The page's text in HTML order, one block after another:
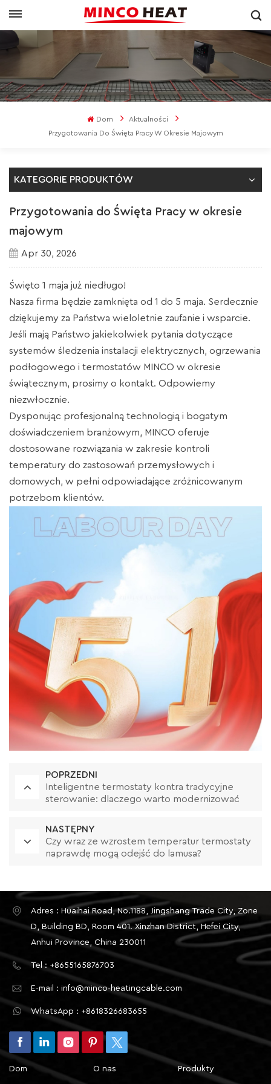
Dom
Aktualności
Przygotowania Do Święta Pracy W Okresie Majowym
KATEGORIE PRODUKTÓW
Przygotowania do Święta Pracy w okresie
majowym
Apr 30, 2026
Święto 1 maja już niedługo!
Nasza firma będzie zamknięta od 1 do 5 maja. Serdecznie
dziękujemy za Państwa wieloletnie zaufanie i wsparcie.
Jeśli mają Państwo jakiekolwiek pytania dotyczące
systemów śledzenia instalacji elektrycznych, ogrzewania
podłogowego i termostatów MINCO w okresie
świątecznym, prosimy o kontakt. Odpowiemy
niezwłocznie.
Dysponując profesjonalną technologią i bogatym
doświadczeniem branżowym, MINCO oferuje
dostosowane rozwiązania w zakresie kontroli
temperatury do zastosowań przemysłowych i
domowych, w pełni odpowiadające zróżnicowanym
potrzebom klientów.
POPRZEDNI
Inteligentne termostaty kontra tradycyjne
sterowanie: dlaczego warto modernizować
NASTĘPNY
Czy wraz ze wzrostem temperatur termostaty
naprawdę mogą odejść do lamusa?
Adres : Huaihai Road, No.1188, Jingshang Trade City, Zone
D, Building BD, Room 401. Xinzhan District, Hefei City,
Anhui Province, China 230011
Tel : +8655165876703
E-mail : info@minco-heatingcable.com
WhatsApp : +8618326683655
Dom O nas Produkty